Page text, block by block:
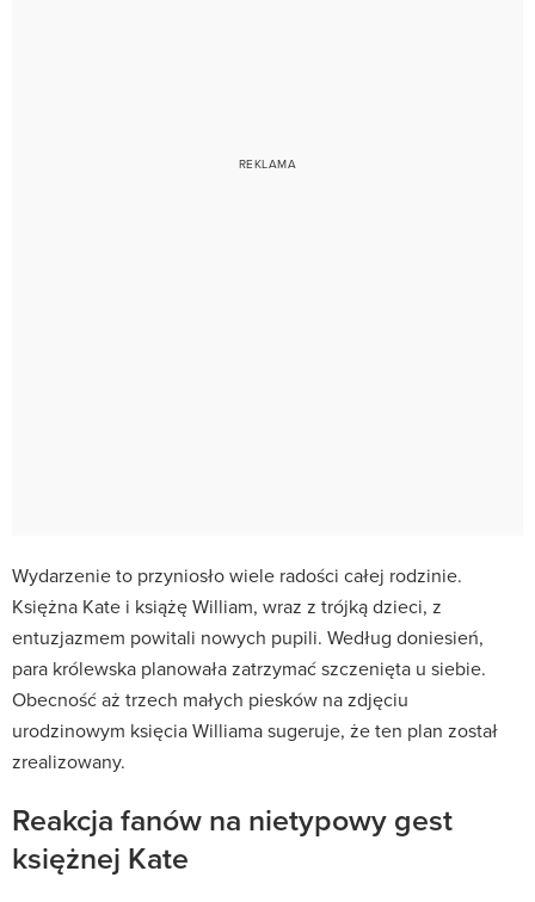
Wydarzenie to przyniosło wiele radości całej rodzinie.
Księżna Kate i książę William, wraz z trójką dzieci, z
entuzjazmem powitali nowych pupili. Według doniesień,
para królewska planowała zatrzymać szczenięta u siebie.
Obecność aż trzech małych piesków na zdjęciu
urodzinowym księcia Williama sugeruje, że ten plan został
zrealizowany.
Reakcja fanów na nietypowy gest
księżnej Kate